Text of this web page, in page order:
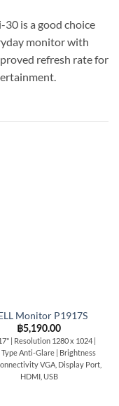
is a good choice
monitor with
refresh rate for
Monitor P1917S
฿5,190.00
| Resolution 1280 x 1024 |
Type Anti-Glare | Brightness
VGA, Display Port,
HDMI, USB